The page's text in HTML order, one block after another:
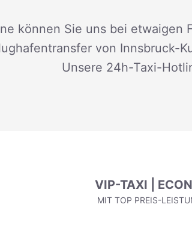
können Sie uns bei etwaigen
von Innsbruck-
Unsere 24h-Taxi-
VIP-TAXI |
MIT TOP PREIS-